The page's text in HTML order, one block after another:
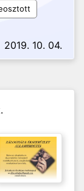
2019. 10. 04.